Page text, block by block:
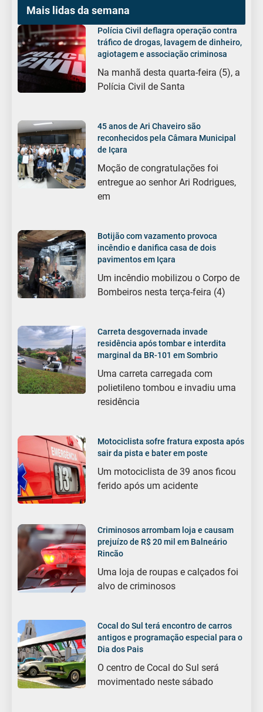
Mais lidas da semana
Polícia Civil deflagra operação contra
tráfico de drogas, lavagem de dinheiro,
agiotagem e associação criminosa
Na manhã desta quarta-feira (5), a
Polícia Civil de Santa
45 anos de Ari Chaveiro são
reconhecidos pela Câmara Municipal
de Içara
Moção de congratulações foi
entregue ao senhor Ari Rodrigues,
em
Botijão com vazamento provoca
incêndio e danifica casa de dois
pavimentos em Içara
Um incêndio mobilizou o Corpo de
Bombeiros nesta terça-feira (4)
Carreta desgovernada invade
residência após tombar e interdita
marginal da BR-101 em Sombrio
Uma carreta carregada com
polietileno tombou e invadiu uma
residência
Motociclista sofre fratura exposta após
sair da pista e bater em poste
Um motociclista de 39 anos ficou
ferido após um acidente
Criminosos arrombam loja e causam
prejuízo de R$ 20 mil em Balneário
Rincão
Uma loja de roupas e calçados foi
alvo de criminosos
Cocal do Sul terá encontro de carros
antigos e programação especial para o
Dia dos Pais
O centro de Cocal do Sul será
movimentado neste sábado